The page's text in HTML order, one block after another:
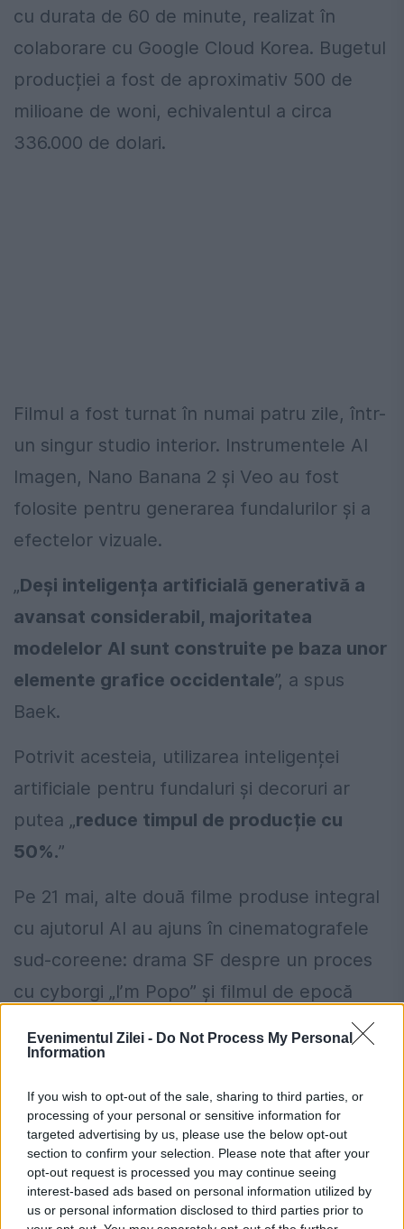
Evenimentul Zilei - Do Not Process My Personal
Information
If you wish to opt-out of the sale, sharing to third parties, or
processing of your personal or sensitive information for
targeted advertising by us, please use the below opt-out
section to confirm your selection. Please note that after your
opt-out request is processed you may continue seeing
interest-based ads based on personal information utilized by
us or personal information disclosed to third parties prior to
cu durata de 60 de minute, realizat în
colaborare cu Google Cloud Korea. Bugetul
producției a fost de aproximativ 500 de
milioane de woni, echivalentul a circa
336.000 de dolari.
Filmul a fost turnat în numai patru zile, într-
un singur studio interior. Instrumentele AI
Imagen, Nano Banana 2 și Veo au fost
folosite pentru generarea fundalurilor și a
efectelor vizuale.
„Deși inteligența artificială generativă a
avansat considerabil, majoritatea
modelelor AI sunt construite pe baza unor
elemente grafice occidentale”, a spus
Baek.
Potrivit acesteia, utilizarea inteligenței
artificiale pentru fundaluri și decoruri ar
putea „reduce timpul de producție cu
50%.”
Pe 21 mai, alte două filme produse integral
cu ajutorul AI au ajuns în cinematografele
sud-coreene: drama SF despre un proces
cu cyborgi „I’m Popo” și filmul de epocă
masiv în filmele cu AI
Extinderea rapidă a producțiilor care
utilizează inteligență artificială este
susținută și de investiții publice importante.